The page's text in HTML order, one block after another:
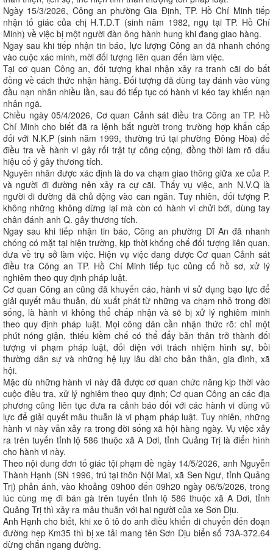
Ngày 15/3/2026, Công an phường Gia Định, TP. Hồ Chí Minh tiếp
nhận tố giác của chị H.T.D.T (sinh năm 1982, ngụ tại TP. Hồ Chí
Minh) về việc bị một người đàn ông hành hung khi đang giao hàng.
Ngay sau khi tiếp nhận tin báo, lực lượng Công an đã nhanh chóng
vào cuộc xác minh, mời đối tượng liên quan đến làm việc.
Tại cơ quan Công an, đối tượng khai nhận xảy ra tranh cãi do bất
đồng về cách thức nhận hàng. Đối tượng đã dùng tay đánh vào vùng
đầu nạn nhân nhiều lần, sau đó tiếp tục có hành vi kéo tay khiến nạn
nhân ngã.
Chiều ngày 05/4/2026, Cơ quan Cảnh sát điều tra Công an TP. Hồ
Chí Minh cho biết đã ra lệnh bắt người trong trường hợp khẩn cấp
đối với N.K.P (sinh năm 1999, thường trú tại phường Đông Hòa) để
điều tra về hành vi gây rối trật tự công cộng, đồng thời làm rõ dấu
hiệu cố ý gây thương tích.
Nguyên nhân được xác định là do va chạm giao thông giữa xe của P.
và người đi đường nên xảy ra cự cãi. Thấy vụ việc, anh N.V.Q là
người đi đường đã chủ động vào can ngăn. Tuy nhiên, đối tượng P.
không những không dừng lại mà còn có hành vi chửi bới, dùng tay
chân đánh anh Q. gây thương tích.
Ngay sau khi tiếp nhận tin báo, Công an phường Dĩ An đã nhanh
chóng có mặt tại hiện trường, kịp thời khống chế đối tượng liên quan,
đưa về trụ sở làm việc. Hiện vụ việc đang được Cơ quan Cảnh sát
điều tra Công an TP. Hồ Chí Minh tiếp tục củng cố hồ sơ, xử lý
nghiêm theo quy định pháp luật.
Cơ quan Công an cũng đã khuyến cáo, hành vi sử dụng bạo lực để
giải quyết mâu thuẫn, dù xuất phát từ những va chạm nhỏ trong đời
sống, là hành vi không thể chấp nhận và sẽ bị xử lý nghiêm minh
theo quy định pháp luật. Mọi công dân cần nhận thức rõ: chỉ một
phút nóng giận, thiếu kiềm chế có thể đẩy bản thân trở thành đối
tượng vi phạm pháp luật, đối diện với trách nhiệm hình sự, bồi
thường dân sự và những hệ lụy lâu dài cho bản thân, gia đình, xã
hội.
Mặc dù những hành vi này đã được cơ quan chức năng kịp thời vào
cuộc điều tra, xử lý nghiêm theo quy định; Cơ quan Công an các địa
phương cũng liên tục đưa ra cảnh báo đối với các hành vi dùng vũ
lực để giải quyết mâu thuẫn là vi phạm pháp luật. Tuy nhiên, những
hành vi này vẫn xảy ra trong đời sống xã hội hàng ngày. Vụ việc xảy
ra trên tuyến tỉnh lộ 586 thuộc xã A Dơi, tỉnh Quảng Trị là điển hình
cho hành vi này.
Theo nội dung đơn tố giác tội phạm đề ngày 14/5/2026, anh Nguyễn
Thành Hạnh (SN 1996, trú tại thôn Nội Mai, xã Sen Ngư, tỉnh Quảng
Trị) phản ánh, vào khoảng 09h00 đến 09h20 ngày 06/5/2026, trong
lúc cùng mẹ đi bán gà trên tuyến tỉnh lộ 586 thuộc xã A Dơi, tỉnh
Quảng Trị thì xảy ra mâu thuẫn với hai người của xe Sơn Dịu.
Anh Hạnh cho biết, khi xe ô tô do anh điều khiển di chuyển đến đoạn
đường hẹp Km35 thì bị xe tải mang tên Sơn Dịu biển số 73A-372.64
dừng chắn ngang đường.